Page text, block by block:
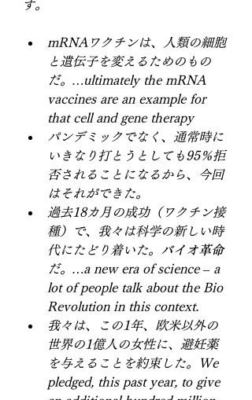
す。
mRNAワクチンは、人類の細胞
と遺伝子を変えるためのもの
だ。…ultimately the mRNA
vaccines are an example for
that cell and gene therapy
パンデミックでなく、通常時に
いきなり打とうとしても95％拒
否されることになるから、今回
はそれができた。
過去18カ月の成功（ワクチン接
種）で、我々は科学の新しい時
代にたどり着いた。
バイオ革命
だ。…a new era of science – a
lot of people talk about the Bio
Revolution in this context.
我々は、この1年、欧米以外の
世界の1億人の女性に、避妊薬
を与えることを約束した。We
pledged, this past year, to give